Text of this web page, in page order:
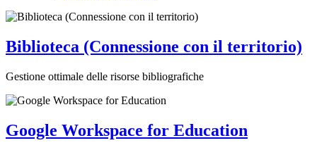
Biblioteca (Connessione con il territorio)
Gestione ottimale delle risorse bibliografiche
Google Workspace for Education